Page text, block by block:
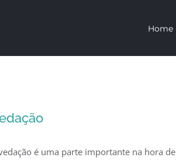
Home
é uma parte importante na hora